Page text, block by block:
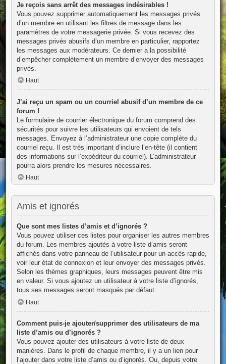
Je reçois sans arrêt des messages indésirables !
Vous pouvez supprimer automatiquement les messages privés
d’un membre en utilisant les filtres de message dans les
paramètres de votre messagerie privée. Si vous recevez des
messages privés abusifs d’un membre en particulier, rapportez
les messages aux modérateurs. Ce dernier a la possibilité
d’empêcher complètement un membre d’envoyer des messages
privés.
Haut
J’ai reçu un spam ou un courriel abusif d’un membre de ce
forum !
Le formulaire de courrier électronique du forum comprend des
sécurités pour suivre les utilisateurs qui envoient de tels
messages. Envoyez à l’administrateur une copie complète du
courriel reçu. Il est très important d’inclure l’en-tête (il contient
des informations sur l’expéditeur du courriel). L’administrateur
pourra alors prendre les mesures nécessaires.
Haut
Amis et ignorés
Que sont mes listes d’amis et d’ignorés ?
Vous pouvez utiliser ces listes pour organiser les autres membres
du forum. Les membres ajoutés à votre liste d’amis seront
affichés dans votre panneau de l’utilisateur pour un accès rapide,
voir leur état de connexion et leur envoyer des messages privés.
Selon les thèmes graphiques, leurs messages peuvent être mis
en valeur. Si vous ajoutez un utilisateur à votre liste d’ignorés,
tous ses messages seront masqués par défaut.
Haut
Comment puis-je ajouter/supprimer des utilisateurs de ma
liste d’amis ou d’ignorés ?
Vous pouvez ajouter des utilisateurs à votre liste de deux
manières. Dans le profil de chaque membre, il y a un lien pour
l’ajouter dans votre liste d’amis ou d’ignorés. Ou, depuis votre